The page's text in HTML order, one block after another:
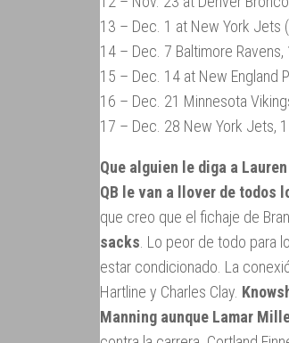
13 – Dec. 1 at New York Jets
14 – Dec. 7 Baltimore Ravens,
15 – Dec. 14 at New England
16 – Dec. 21 Minnesota
17 – Dec. 28 New York Jets, 1
Que alguien le diga a
QB le van a llover de todos
que creo que el fichaje de
sacks . Lo peor de todo para
estar condicionado. La
Hartline y Charles Clay.
Manning aunque Lamar